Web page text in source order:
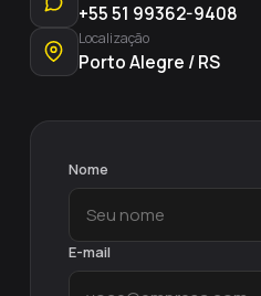
+55 51 99362-9408
Localização
Porto Alegre / RS
Nome
E-mail